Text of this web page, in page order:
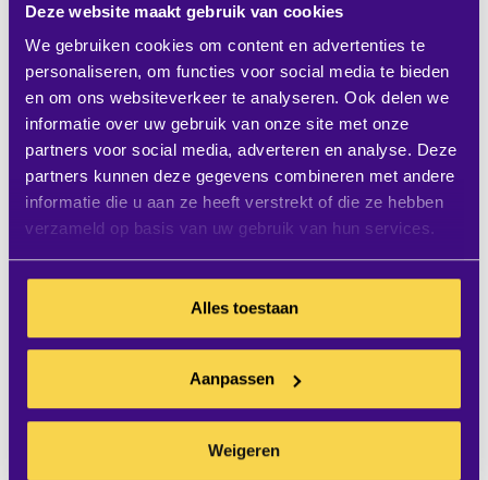
Deze website maakt gebruik van cookies
We gebruiken cookies om content en advertenties te
personaliseren, om functies voor social media te bieden
en om ons websiteverkeer te analyseren. Ook delen we
informatie over uw gebruik van onze site met onze
partners voor social media, adverteren en analyse. Deze
partners kunnen deze gegevens combineren met andere
informatie die u aan ze heeft verstrekt of die ze hebben
verzameld op basis van uw gebruik van hun services.
Alles toestaan
Aanpassen
Weigeren
perfecte voor zichtbaarheid, levendige
kleuren, groot detail, veel
aansluitmogelijkheden, installatiegemak en
gebruiksplezier.
Gelet op alle voordelen zijn wij blij dat we –
samen met Hitachi – opnieuw een superactie
voordelig van deze alleskunners te laten
profiteren. Een actie waarbij u – afhankelijk
van het type en aantal projectoren – een
cashback fee kunt claimen die kan oplopen
tot vele honderden Euro’s.
Wilt u profiteren van deze actie? Het enige